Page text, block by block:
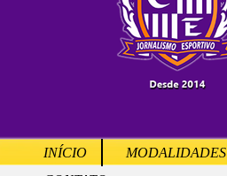
INÍCIO MODALIDADES